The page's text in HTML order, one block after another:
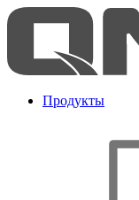
Продукты